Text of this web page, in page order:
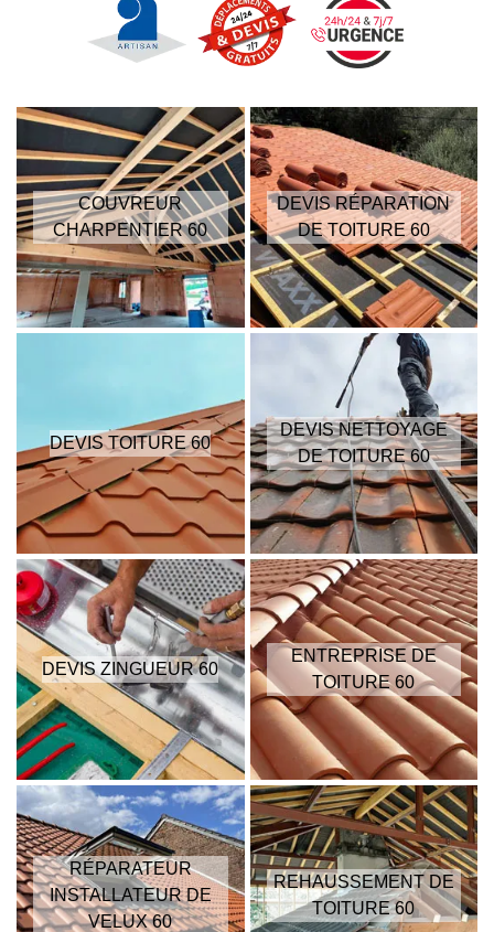
COUVREUR
CHARPENTIER 60
DEVIS RÉPARATION
DE TOITURE 60
DEVIS TOITURE 60
DEVIS NETTOYAGE
DE TOITURE 60
DEVIS ZINGUEUR 60
ENTREPRISE DE
TOITURE 60
RÉPARATEUR
INSTALLATEUR DE
VELUX 60
REHAUSSEMENT DE
TOITURE 60